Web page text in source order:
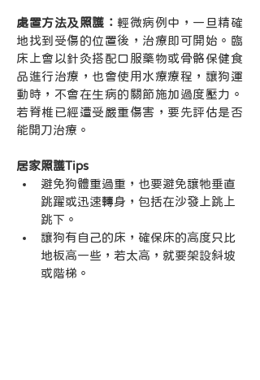
處置方法及照護：輕微病例中，一旦精確
地找到受傷的位置後，治療即可開始。臨
床上會以針灸搭配口服藥物或骨骼保健食
品進行治療，也會使用水療療程，讓狗運
動時，不會在生病的關節施加過度壓力。
若脊椎已經遭受嚴重傷害，要先評估是否
能開刀治療。
居家照護Tips
避免狗體重過重，也要避免讓牠垂直
跳躍或迅速轉身，包括在沙發上跳上
跳下。
讓狗有自己的床，確保床的高度只比
地板高一些，若太高，就要架設斜坡
或階梯。